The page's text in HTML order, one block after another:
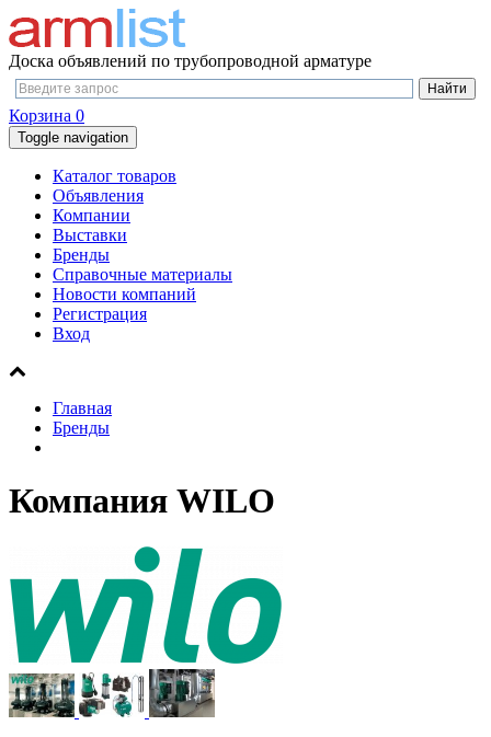
Доска объявлений по трубопроводной арматуре
Корзина 0
Toggle navigation
Каталог товаров
Объявления
Компании
Выставки
Бренды
Справочные материалы
Новости компаний
Регистрация
Вход
Главная
Бренды
Компания WILO